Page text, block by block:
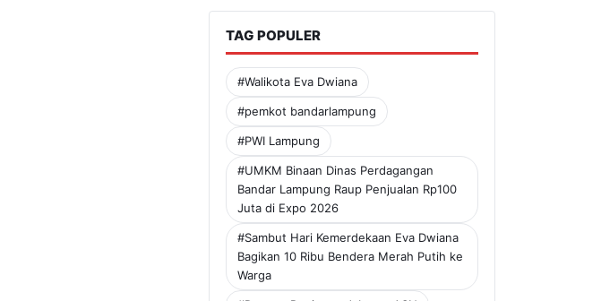
TAG POPULER
#Walikota Eva Dwiana
#pemkot bandarlampung
#PWI Lampung
#UMKM Binaan Dinas Perdagangan
Bandar Lampung Raup Penjualan Rp100
Juta di Expo 2026
#Sambut Hari Kemerdekaan Eva Dwiana
Bagikan 10 Ribu Bendera Merah Putih ke
Warga